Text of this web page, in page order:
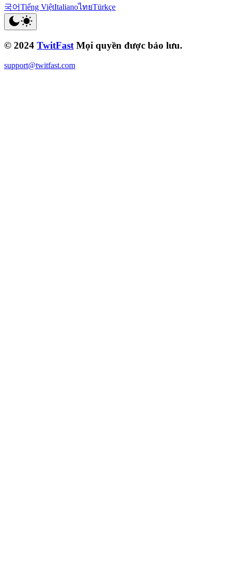
국어Tiếng ViệtItalianoไทยTürkçe
© 2024 TwitFast Mọi quyền được bảo lưu.
support@twitfast.com